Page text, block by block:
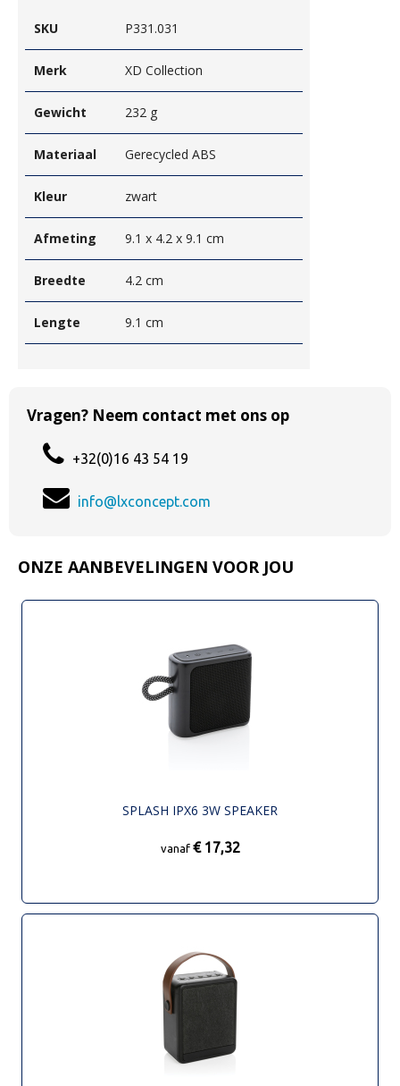
SKU P331.031
Merk XD Collection
Gewicht 232 g
Materiaal Gerecycled ABS
Kleur zwart
Afmeting 9.1 x 4.2 x 9.1 cm
Breedte 4.2 cm
Lengte 9.1 cm
Vragen? Neem contact met ons op
+32(0)16 43 54 19
info@lxconcept.com
ONZE AANBEVELINGEN VOOR JOU
SPLASH IPX6 3W SPEAKER
vanaf € 17,32